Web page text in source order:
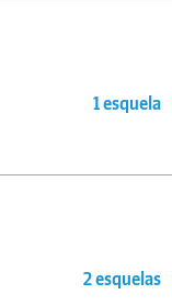
1 esquela
2 esquelas